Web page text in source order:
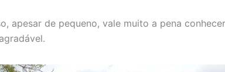
apesar de pequeno, vale muito a pena